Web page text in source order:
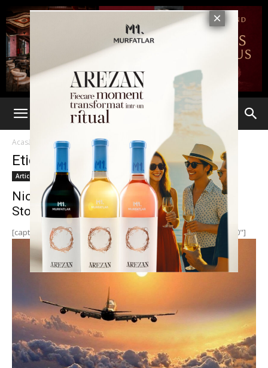
Acasă Etichete Stockholm
Etichetă: stockholm
Articole
Niciun avion nu mai decolează din
Stockholm, iar cele aflate în...
[caption id="attachment_175890" align="alignnone" width="670"]